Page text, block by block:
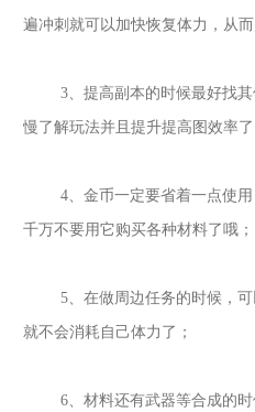
遍冲刺就可以加快恢复体力，从而
3、提高副本的时候最好找
慢了解玩法并且提升提高图效率了
4、金币一定要省着一点使
千万不要用它购买各种材料了哦；
5、在做周边任务的时候，
就不会消耗自己体力了；
6、材料还有武器等合成的